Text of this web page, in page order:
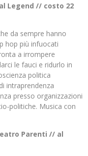
Legend // costo 22
da sempre hanno
hop più infuocati
a irrompere
le fauci e ridurlo in
politica
intraprendenza
presso organizzazioni
politiche. Musica con
Parenti // al